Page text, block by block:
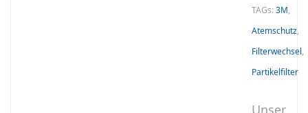
TAGs:3M,
Atemschutz,
Filterwechsel,
Partikelfilter
Unser